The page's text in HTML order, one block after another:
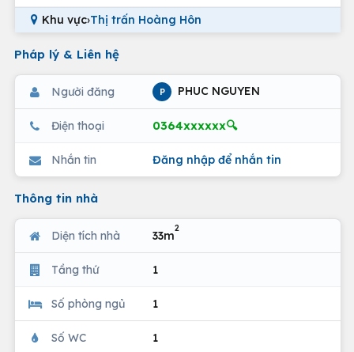
Khu vực›Thị trấn Hoàng Hôn
Pháp lý & Liên hệ
Người đăng P PHUC NGUYEN
Điện thoại 0364xxxxxx🔍
Nhắn tin Đăng nhập để nhắn tin
Thông tin nhà
Diện tích nhà 33m
2
Tầng thứ 1
Số phòng ngủ 1
Số WC 1